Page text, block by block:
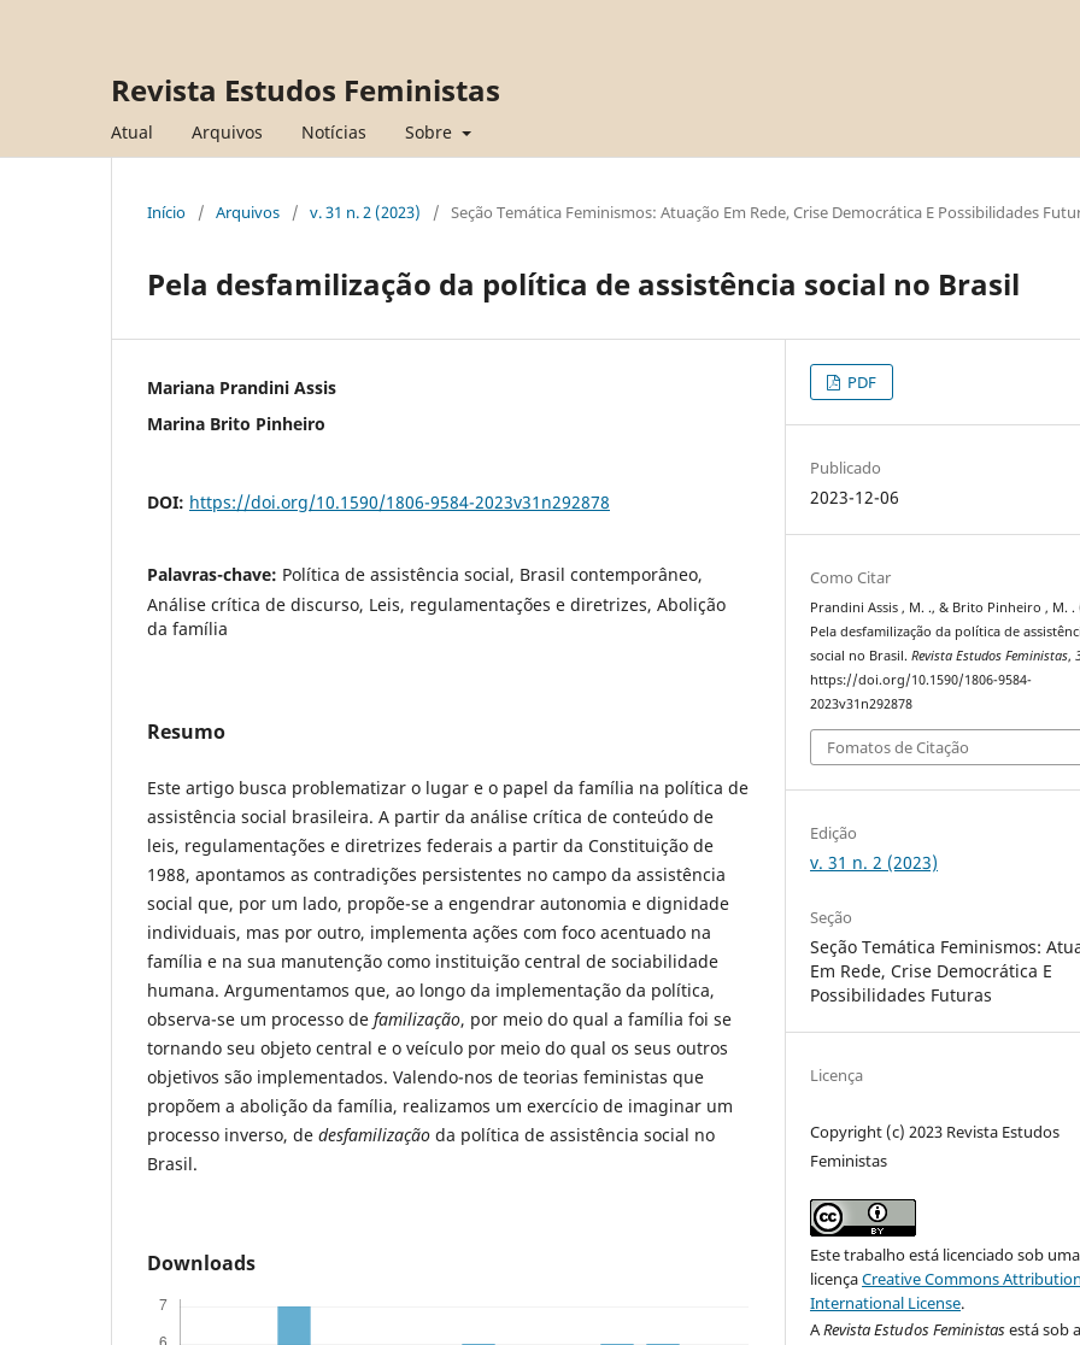
Revista Estudos Feministas
Atual Arquivos Notícias Sobre
Início / Arquivos / v. 31 n. 2 (2023) / Seção Temática Feminismos: Atuação Em Rede, Crise Democrática E Possibilidades
Pela desfamilização da política de assistência social no Brasil
Mariana Prandini Assis
Marina Brito Pinheiro
DOI: https://doi.org/10.1590/1806-9584-2023v31n292878
Palavras-chave: Política de assistência social, Brasil contemporâneo,
Análise crítica de discurso, Leis, regulamentações e diretrizes, Abolição
da família
Resumo
Este artigo busca problematizar o lugar e o papel da família na política de
assistência social brasileira. A partir da análise crítica de conteúdo de
leis, regulamentações e diretrizes federais a partir da Constituição de
1988, apontamos as contradições persistentes no campo da assistência
social que, por um lado, propõe-se a engendrar autonomia e dignidade
individuais, mas por outro, implementa ações com foco acentuado na
família e na sua manutenção como instituição central de sociabilidade
humana. Argumentamos que, ao longo da implementação da política,
observa-se um processo de familização, por meio do qual a família foi se
tornando seu objeto central e o veículo por meio do qual os seus outros
objetivos são implementados. Valendo-nos de teorias feministas que
propõem a abolição da família, realizamos um exercício de imaginar um
processo inverso, de desfamilização da política de assistência social no
Brasil.
Downloads
PDF
Publicado
2023-12-06
Como Citar
Prandini Assis , M. ., & Brito Pinheiro , M. .
Pela desfamilização da política de
social no Brasil.Revista Estudos Feministas,
https://doi.org/10.1590/1806-9584-
2023v31n292878
Fomatos de Citação
Edição
v. 31 n. 2 (2023)
Seção
Seção Temática Feminismos:
Em Rede, Crise Democrática E
Possibilidades Futuras
Licença
Copyright (c) 2023 Revista Estudos
Feministas
Este trabalho está licenciado sob uma
licençaCreative Commons
International License.
ARevista Estudos Feministasestá sob a